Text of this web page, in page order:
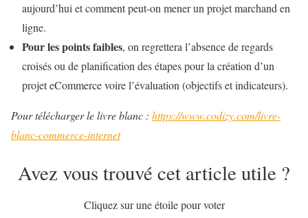
aujourd’hui et comment peut-on mener un projet marchand en
ligne.
Pour les points faibles, on regrettera l’absence de regards
croisés ou de planification des étapes pour la création d’un
projet eCommerce voire l’évaluation (objectifs et indicateurs).
Pour télécharger le livre blanc : https://www.codizy.com/livre-
blanc-commerce-internet
Avez vous trouvé cet article utile ?
Cliquez sur une étoile pour voter